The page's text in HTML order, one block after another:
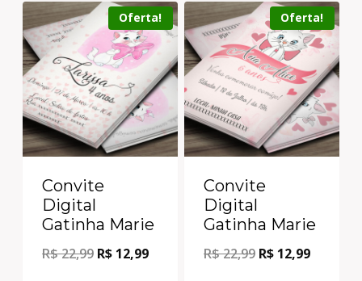
Oferta!
Convite
Digital
Gatinha Marie
R$22,99 R$ 12,99
Oferta!
Convite
Digital
Gatinha Marie
R$22,99 R$ 12,99